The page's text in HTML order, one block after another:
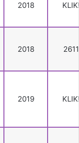
2018
2018 2611
2019